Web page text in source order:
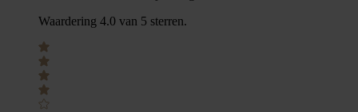
Waardering 4.0 van 5 sterren.